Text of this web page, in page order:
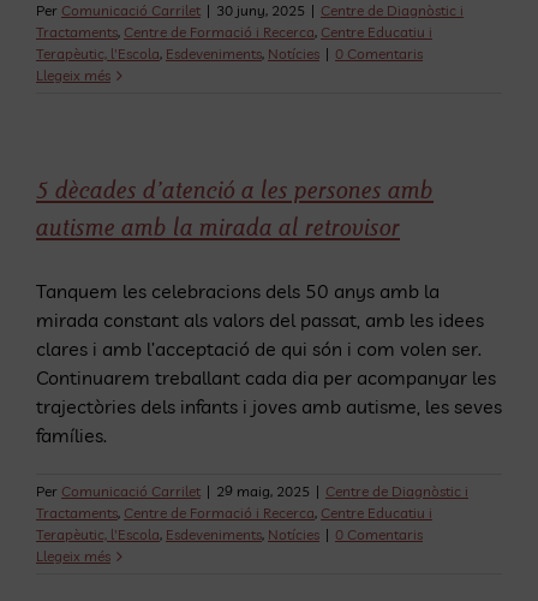
Per Comunicació Carrilet | 30 juny, 2025 | Centre de Diagnòstic i
Tractaments, Centre de Formació i Recerca, Centre Educatiu i
Terapèutic, l'Escola, Esdeveniments, Notícies | 0 Comentaris
Llegeix més
5 dècades d’atenció a les persones amb
autisme amb la mirada al retrovisor
Tanquem les celebracions dels 50 anys amb la
mirada constant als valors del passat, amb les idees
clares i amb l’acceptació de qui són i com volen ser.
Continuarem treballant cada dia per acompanyar les
trajectòries dels infants i joves amb autisme, les seves
famílies.
Per Comunicació Carrilet | 29 maig, 2025 | Centre de Diagnòstic i
Tractaments, Centre de Formació i Recerca, Centre Educatiu i
Terapèutic, l'Escola, Esdeveniments, Notícies | 0 Comentaris
Llegeix més